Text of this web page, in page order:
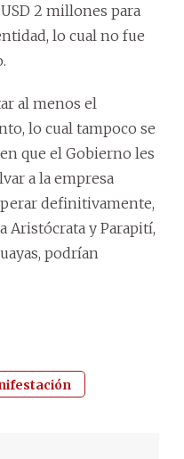
2 millones para
lo cual no fue
al menos el
lo cual tampoco se
que el Gobierno les
a la empresa
definitivamente,
Aristócrata y Parapití,
podrían